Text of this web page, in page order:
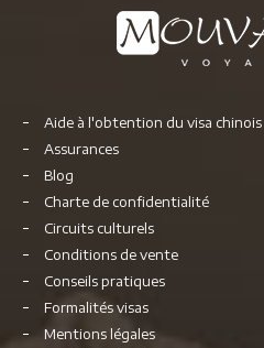
Aide à l'obtention du visa chinois
Assurances
Blog
Charte de confidentialité
Circuits culturels
Conditions de vente
Conseils pratiques
Formalités visas
Mentions légales